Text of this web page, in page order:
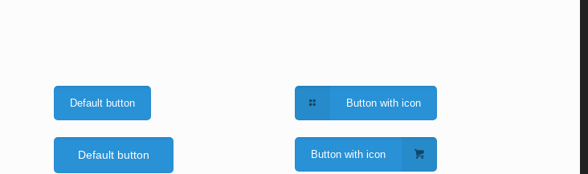
Default button
Default button
Button with icon
Button with icon